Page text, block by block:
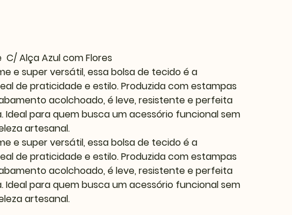
C/ Alça Azul com Flores
e super versátil, essa bolsa de tecido é a
de praticidade e estilo. Produzida com estampas
acolchoado, é leve, resistente e perfeita
Ideal para quem busca um acessório funcional sem
artesanal.
e super versátil, essa bolsa de tecido é a
de praticidade e estilo. Produzida com estampas
acolchoado, é leve, resistente e perfeita
Ideal para quem busca um acessório funcional sem
artesanal.